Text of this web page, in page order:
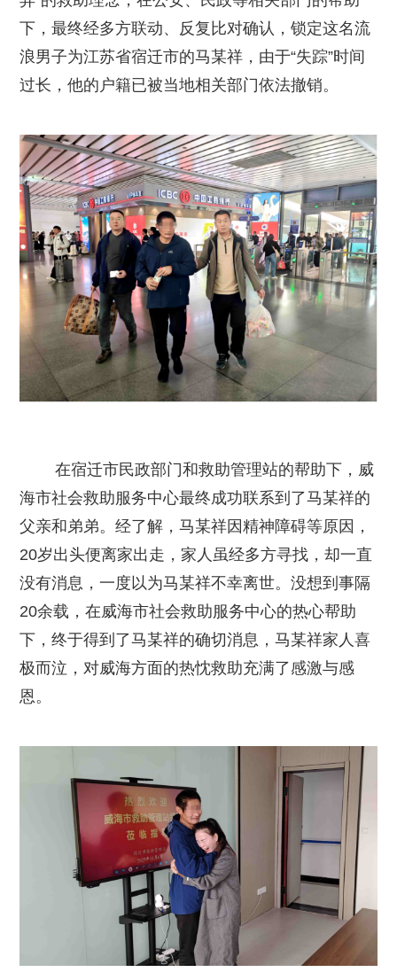
下，最终经多方联动、反复比对确认，锁定这名流
浪男子为江苏省宿迁市的马某祥，由于“失踪”时间
过长，他的户籍已被当地相关部门依法撤销。
在宿迁市民政部门和救助管理站的帮助下，威
海市社会救助服务中心最终成功联系到了马某祥的
父亲和弟弟。经了解，马某祥因精神障碍等原因，
20岁出头便离家出走，家人虽经多方寻找，却一直
没有消息，一度以为马某祥不幸离世。没想到事隔
20余载，在威海市社会救助服务中心的热心帮助
下，终于得到了马某祥的确切消息，马某祥家人喜
极而泣，对威海方面的热忱救助充满了感激与感
恩。